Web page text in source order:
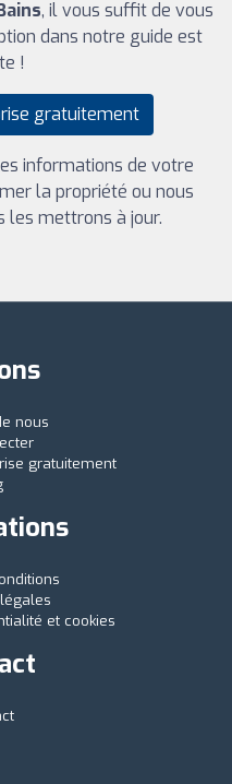
, il vous suffit de vous
dans notre guide est
!
gratuitement
informations de votre
la propriété ou nous
les mettrons à jour.
nous
gratuitement
et cookies